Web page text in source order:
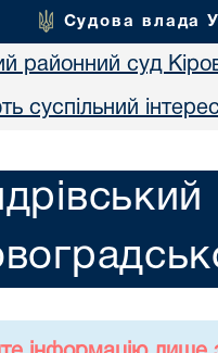
Судова влада
районний суд
суспільний